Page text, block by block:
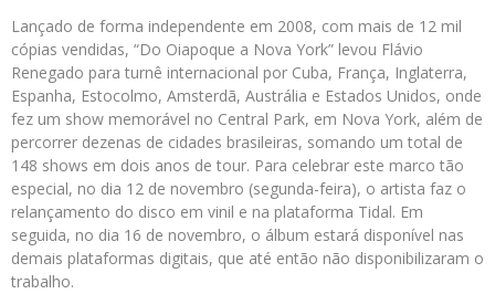
Lançado de forma independente em 2008, com mais de 12 mil
cópias vendidas, “Do Oiapoque a Nova York” levou Flávio
Renegado para turnê internacional por Cuba, França, Inglaterra,
Espanha, Estocolmo, Amsterdã, Austrália e Estados Unidos, onde
fez um show memorável no Central Park, em Nova York, além de
percorrer dezenas de cidades brasileiras, somando um total de
148 shows em dois anos de tour. Para celebrar este marco tão
especial, no dia 12 de novembro (segunda-feira), o artista faz o
relançamento do disco em vinil e na plataforma Tidal. Em
seguida, no dia 16 de novembro, o álbum estará disponível nas
demais plataformas digitais, que até então não disponibilizaram o
trabalho.